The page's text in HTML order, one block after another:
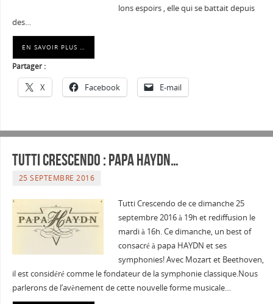
lons espoirs , elle qui se battait depuis
des…
EN SAVOIR PLUS …
Partager :
X Facebook E-mail
Tutti Crescendo : Papa HAYDN…
25 SEPTEMBRE 2016
Tutti Crescendo de ce dimanche 25
septembre 2016 à 19h et rediffusion le
mardi à 16h. Ce dimanche, un best of
consacré à papa HAYDN et ses
symphonies! Avec Mozart et Beethoven,
il est considéré comme le fondateur de la symphonie classique.Nous
parlerons de l’avènement de cette nouvelle forme musicale…